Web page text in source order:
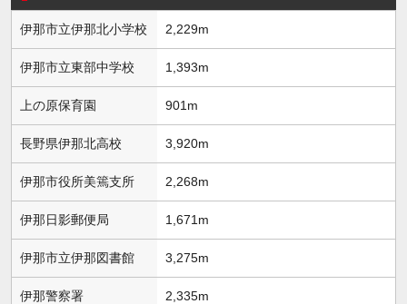
伊那市立伊那北小学校 2,229m
伊那市立東部中学校 1,393m
上の原保育園 901m
長野県伊那北高校 3,920m
伊那市役所美篶支所 2,268m
伊那日影郵便局 1,671m
伊那市立伊那図書館 3,275m
伊那警察署 2,335m